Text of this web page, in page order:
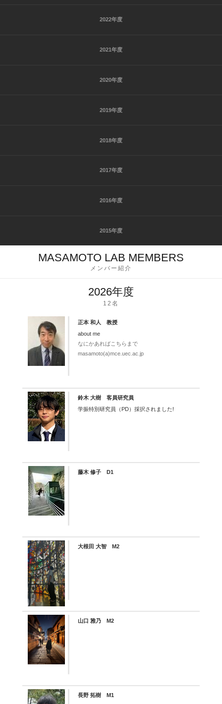
2022年度
2021年度
2020年度
2019年度
2018年度
2017年度
2016年度
2015年度
MASAMOTO LAB MEMBERS
メンバー紹介
2026年度
12名
正本 和人 教授
about me
なにかあればこちらまで
masamoto(a)mce.uec.ac.jp
鈴木 大樹 客員研究員
学振特別研究員（PD）採択されました!
藤木 修子 D1
大根田 大智 M2
山口 雅乃 M2
長野 拓樹 M1